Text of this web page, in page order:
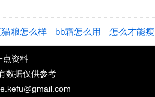
粮怎么样 bb霜怎么用 怎么才能瘦
点资料
数据仅供参考